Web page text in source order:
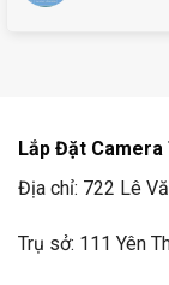
Lắp Đặt Camera
Địa chỉ: 722 Lê
Trụ sở: 111 Yên